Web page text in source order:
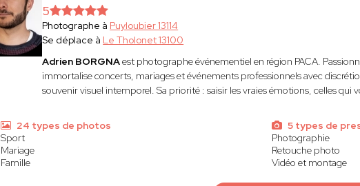
5
Photographe à Puyloubier 13114
Se déplace à Le Tholonet 13100
Adrien BORGNAest photographe événementiel en région PACA.
immortalise concerts, mariages et événements professionnels avec
souvenir visuel intemporel. Sa priorité : saisir les vraies émotions, celles qui
24 types de photos
Sport
Mariage
Famille
5 types de
Photographie
Retouche photo
Vidéo et montage